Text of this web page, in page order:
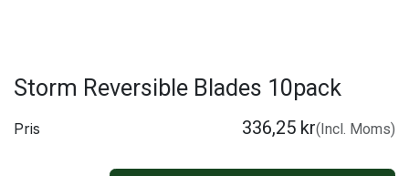
Storm Reversible Blades 10pack
Pris 336,25 kr(Incl. Moms)